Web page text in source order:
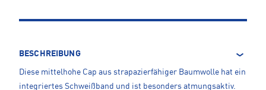
BESCHREIBUNG
Diese mittelhohe Cap aus strapazierfähiger Baumwolle hat ein
integriertes Schweißband und ist besonders atmungsaktiv.